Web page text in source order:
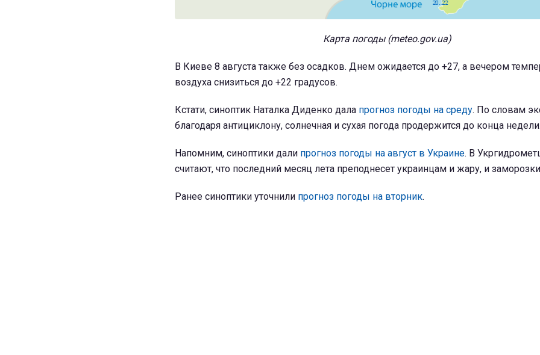
Карта погоды (meteo.gov.ua)
В Киеве 8 августа также без осадков. Днем ожидается до +27, а вечером
воздуха снизиться до +22 градусов.
Кстати, синоптик Наталка Диденко дала прогноз погоды на среду. По словам
благодаря антициклону, солнечная и сухая погода продержится до конца
Напомним, синоптики дали прогноз погоды на август в Украине. В
считают, что последний месяц лета преподнесет украинцам и жару, и
Ранее синоптики уточнили прогноз погоды на вторник.